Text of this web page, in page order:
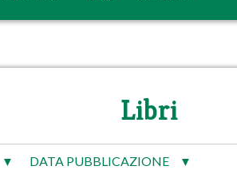
Libri
▼ DATA PUBBLICAZIONE ▼